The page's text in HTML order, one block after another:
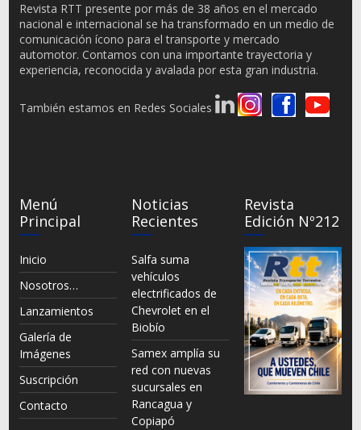
Revista RTT presente por más de 38 años en el mercado
nacional e internacional se ha transformado en un medio de
comunicación ícono para el transporte y mercado
automotor. Contamos con una importante trayectoria y
experiencia, reconocida y avalada por esta gran industria.
También estamos en Redes Sociales
Menú
Principal
Inicio
Nosotros…
Lanzamientos
Galería de
Imágenes
Suscripción
Contacto
Noticias
Recientes
Salfa suma
vehículos
electrificados de
Chevrolet en el
Biobío
Samex amplía su
red con nuevas
sucursales en
Rancagua y
Copiapó
Revista
Edición Nº212